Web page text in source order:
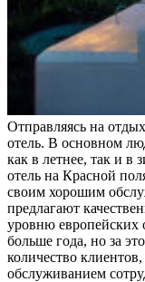
Отправляясь на
отель. В основном
как в летнее, так и в
отель на Красной
своим хорошим
предлагают
уровню европейских
больше года, но за
количество
обслуживанием